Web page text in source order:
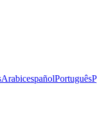
ArabicespañolPortuguês